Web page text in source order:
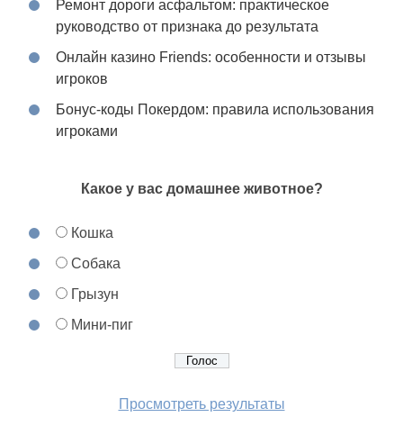
Ремонт дороги асфальтом: практическое
руководство от признака до результата
Онлайн казино Friends: особенности и отзывы
игроков
Бонус-коды Покердом: правила использования
игроками
Какое у вас домашнее животное?
Кошка
Собака
Грызун
Мини-пиг
Просмотреть результаты